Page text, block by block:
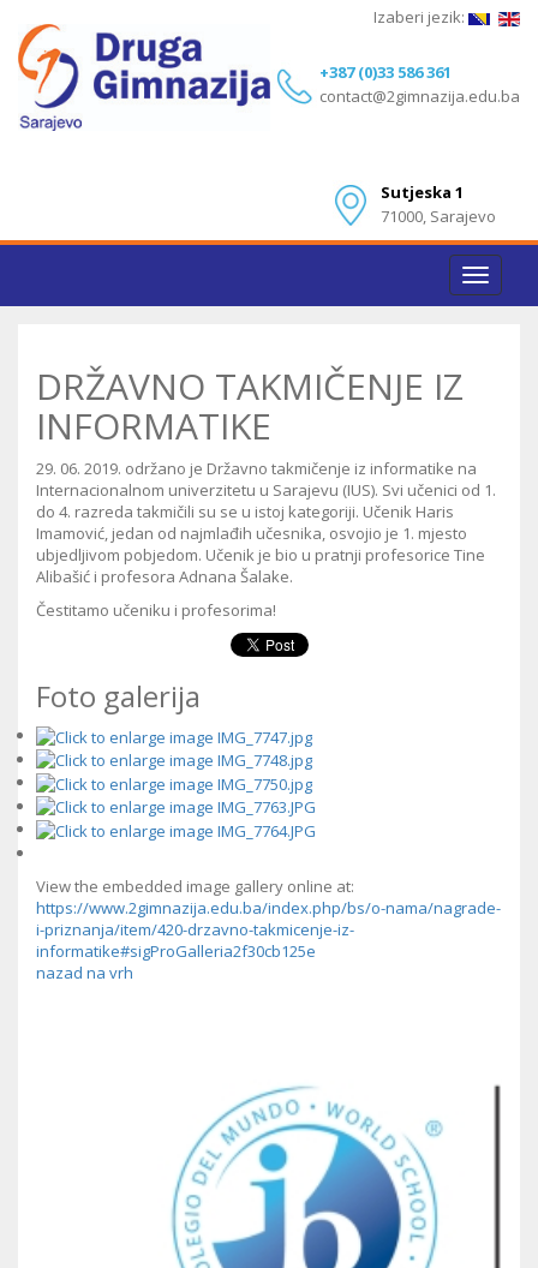
+387 (0)33 586 361
contact@2gimnazija.edu.ba
Sutjeska 1
71000, Sarajevo
Izaberi jezik:
Toggle
DRŽAVNO TAKMIČENJE IZ
INFORMATIKE
29. 06. 2019. održano je Državno takmičenje iz informatike na
Internacionalnom univerzitetu u Sarajevu (IUS). Svi učenici od 1.
do 4. razreda takmičili su se u istoj kategoriji. Učenik Haris
Imamović, jedan od najmlađih učesnika, osvojio je 1. mjesto
ubjedljivom pobjedom. Učenik je bio u pratnji profesorice Tine
Alibašić i profesora Adnana Šalake.
Čestitamo učeniku i profesorima!
Foto galerija
View the embedded image gallery online at:
https://www.2gimnazija.edu.ba/index.php/bs/o-nama/nagrade-
i-priznanja/item/420-drzavno-takmicenje-iz-
informatike#sigProGalleria2f30cb125e
nazad na vrh